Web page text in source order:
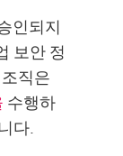
인되지
보안 정
직은
수행하
다.